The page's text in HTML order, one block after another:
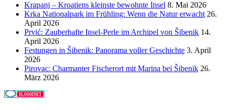
Krapanj – Kroatiens kleinste bewohnte Insel 8. Mai 2026
Krka Nationalpark im Frühling: Wenn die Natur erwacht 26.
April 2026
Prvić: Zauberhafte Insel-Perle im Archipel von Šibenik 14.
April 2026
Festungen in Šibenik: Panorama voller Geschichte 3. April
2026
Pirovac: Charmanter Fischerort mit Marina bei Šibenik 26.
März 2026